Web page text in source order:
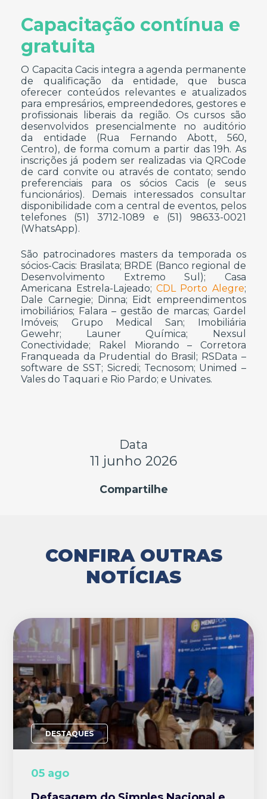
Capacitação contínua e
gratuita
O Capacita Cacis integra a agenda permanente
de qualificação da entidade, que busca
oferecer conteúdos relevantes e atualizados
para empresários, empreendedores, gestores e
profissionais liberais da região. Os cursos são
desenvolvidos presencialmente no auditório
da entidade (Rua Fernando Abott, 560,
Centro), de forma comum a partir das 19h. As
inscrições já podem ser realizadas via QRCode
de card convite ou através de contato; sendo
preferenciais para os sócios Cacis (e seus
funcionários). Demais interessados consultar
disponibilidade com a central de eventos, pelos
telefones (51) 3712-1089 e (51) 98633-0021
(WhatsApp).
São patrocinadores masters da temporada os
sócios-Cacis: Brasilata; BRDE (Banco regional de
Desenvolvimento Extremo Sul); Casa
Americana Estrela-Lajeado; CDL Porto Alegre;
Dale Carnegie; Dinna; Eidt empreendimentos
imobiliários; Falara – gestão de marcas; Gardel
Imóveis; Grupo Medical San; Imobiliária
Gewehr; Launer Química; Nexsul
Conectividade; Rakel Miorando – Corretora
Franqueada da Prudential do Brasil; RSData –
software de SST; Sicredi; Tecnosom; Unimed –
Vales do Taquari e Rio Pardo; e Univates.
Data
11 junho 2026
Compartilhe
CONFIRA OUTRAS
NOTÍCIAS
DESTAQUES
05 ago